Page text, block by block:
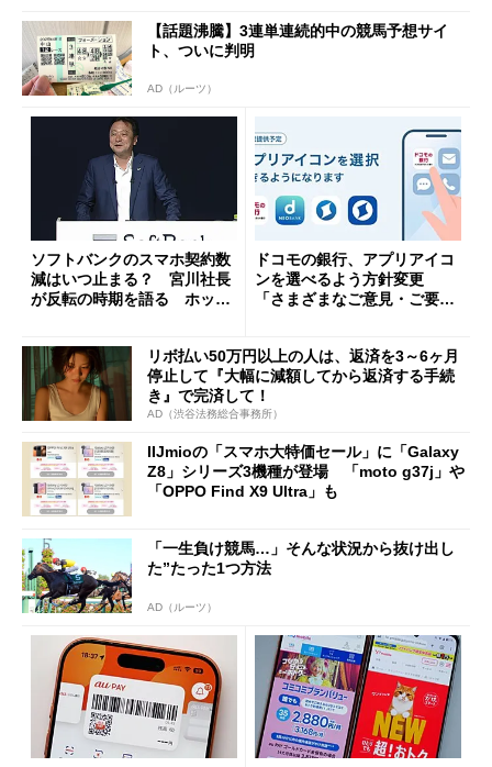
【話題沸騰】3連単連続的中の競馬予想サイ
ト、ついに判明
AD（ルーツ）
ソフトバンクのスマホ契約数
減はいつ止まる？ 宮川社長
が反転の時期を語る ホッピ
ドコモの銀行、アプリアイコ
ンを選べるよう方針変更
「さまざまなご意見・ご要望
リボ払い50万円以上の人は、返済を3～6ヶ月
停止して『大幅に減額してから返済する手続
き』で完済して！
AD（渋谷法務総合事務所）
IIJmioの「スマホ大特価セール」に「Galaxy
Z8」シリーズ3機種が登場 「moto g37j」や
「OPPO Find X9 Ultra」も
「一生負け競馬…」そんな状況から抜け出し
た”たった1つ方法
AD（ルーツ）